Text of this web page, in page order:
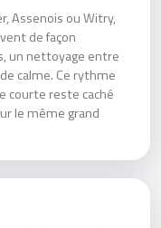
Assenois ou Witry,
de façon
un nettoyage entre
calme. Ce rythme
courte reste caché
le même grand